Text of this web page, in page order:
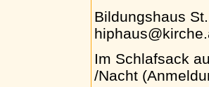
Bildungshaus
Im Schlafsack
/Nacht